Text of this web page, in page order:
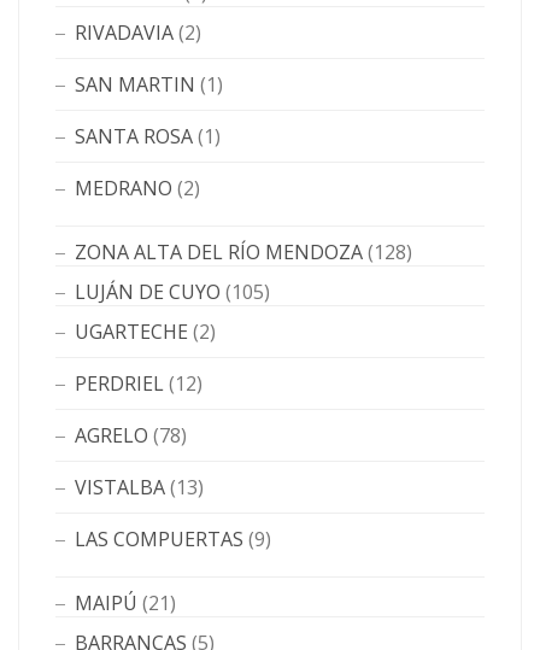
RIVADAVIA(2)
SAN MARTIN (1)
SANTA ROSA(1)
MEDRANO (2)
ZONA ALTA DEL RÍO MENDOZA(128)
LUJÁN DE CUYO (105)
UGARTECHE (2)
PERDRIEL(12)
AGRELO (78)
VISTALBA(13)
LAS COMPUERTAS (9)
MAIPÚ (21)
BARRANCAS (5)